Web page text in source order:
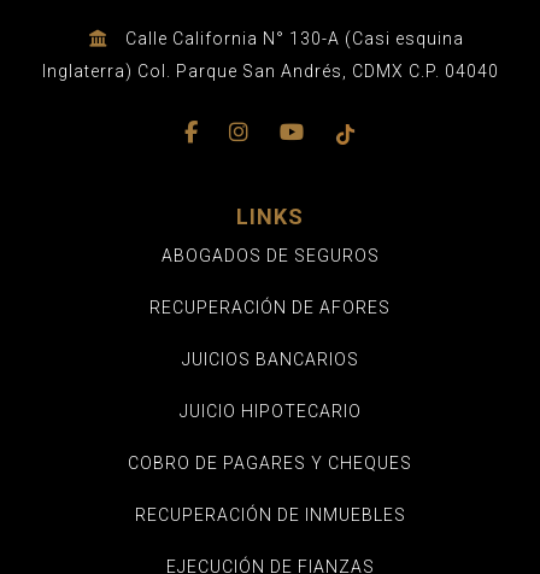
Calle California N° 130-A (Casi esquina
Inglaterra) Col. Parque San Andrés, CDMX C.P. 04040
LINKS
ABOGADOS DE SEGUROS
RECUPERACIÓN DE AFORES
JUICIOS BANCARIOS
JUICIO HIPOTECARIO
COBRO DE PAGARES Y CHEQUES
RECUPERACIÓN DE INMUEBLES
EJECUCIÓN DE FIANZAS